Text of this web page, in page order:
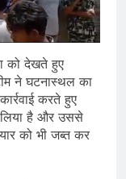
को देखते हुए
ने घटनास्थल का
करते हुए
लिया है और उससे
को भी जब्त कर